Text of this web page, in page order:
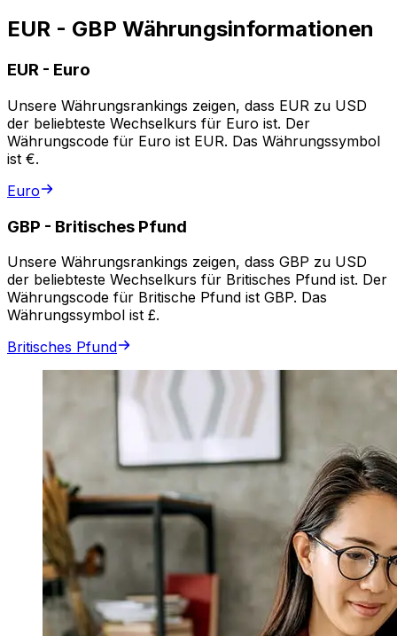
EUR - GBP Währungsinformationen
EUR - Euro
Unsere Währungsrankings zeigen, dass EUR zu USD
der beliebteste Wechselkurs für Euro ist. Der
Währungscode für Euro ist EUR. Das Währungssymbol
ist €.
Euro
GBP - Britisches Pfund
Unsere Währungsrankings zeigen, dass GBP zu USD
der beliebteste Wechselkurs für Britisches Pfund ist. Der
Währungscode für Britische Pfund ist GBP. Das
Währungssymbol ist £.
Britisches Pfund